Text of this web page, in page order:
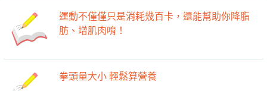
運動不僅僅只是消耗幾百卡，還能幫助你降脂
肪、增肌肉唷！
拳頭量大小 輕鬆算營養